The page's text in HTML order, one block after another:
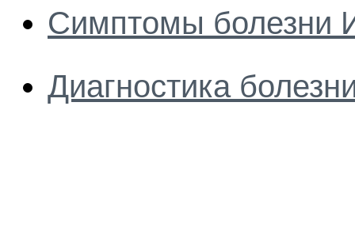
Симптомы болезни
Диагностика